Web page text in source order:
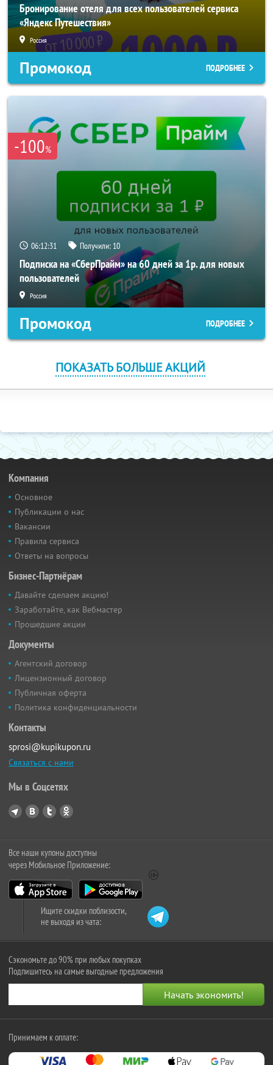
Бронирование отеля для всех пользователей сервиса
«Яндекс Путешествия»
Россия
Промокод ПОДРОБНЕЕ
-100%
06:12:29 Получили: 10
Подписка на «СберПрайм» на 60 дней за 1р. для новых
пользователей
Россия
Промокод ПОДРОБНЕЕ
ПОКАЗАТЬ БОЛЬШЕ АКЦИЙ
Компания
Основное
Публикации о нас
Вакансии
Правила сервиса
Ответы на вопросы
Бизнес-Партнёрам
Давайте сделаем акцию!
Заработайте, как Вебмастер
Прошедшие акции
Документы
Агентский договор
Лицензионный договор
Публичная оферта
Политика конфиденциальности
Контакты
sprosi@kupikupon.ru
Связаться с нами
Мы в Соцсетях
Все наши купоны доступны
через Мобильное Приложение:
Ищите скидки поблизости,
не выходя из чата:
Сэкономьте до 90% при любых покупках
Подпишитесь на самые выгодные предложения
Принимаем к оплате: